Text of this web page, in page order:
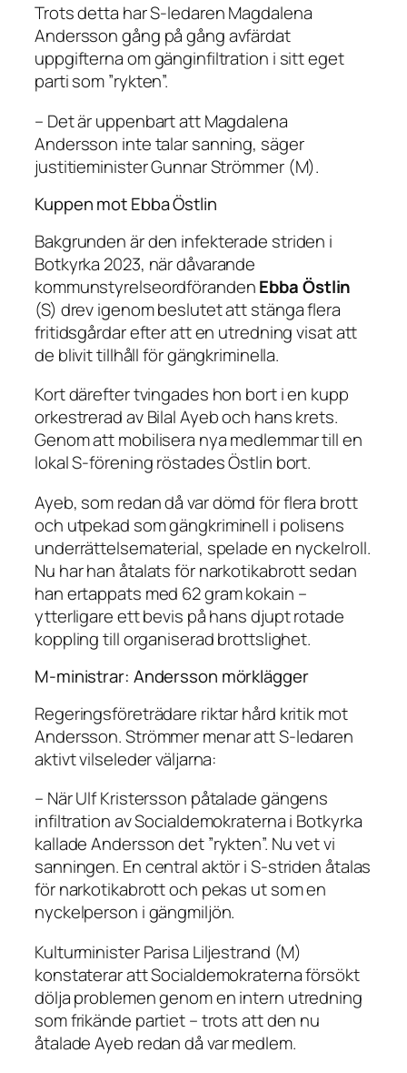
Trots detta har S-ledaren Magdalena
Andersson gång på gång avfärdat
uppgifterna om gänginfiltration i sitt eget
parti som ”rykten”.
– Det är uppenbart att Magdalena
Andersson inte talar sanning, säger
justitieminister Gunnar Strömmer (M).
Kuppen mot Ebba Östlin
Bakgrunden är den infekterade striden i
Botkyrka 2023, när dåvarande
kommunstyrelseordförandenEbba Östlin
(S) drev igenom beslutet att stänga flera
fritidsgårdar efter att en utredning visat att
de blivit tillhåll för gängkriminella.
Kort därefter tvingades hon bort i en kupp
orkestrerad av Bilal Ayeb och hans krets.
Genom att mobilisera nya medlemmar till en
lokal S-förening röstades Östlin bort.
Ayeb, som redan då var dömd för flera brott
och utpekad som gängkriminell i polisens
underrättelsematerial, spelade en nyckelroll.
Nu har han åtalats för narkotikabrott sedan
han ertappats med 62 gram kokain –
ytterligare ett bevis på hans djupt rotade
koppling till organiserad brottslighet.
M-ministrar: Andersson mörklägger
Regeringsföreträdare riktar hård kritik mot
Andersson. Strömmer menar att S-ledaren
aktivt vilseleder väljarna:
– När Ulf Kristersson påtalade gängens
infiltration av Socialdemokraterna i Botkyrka
kallade Andersson det ”rykten”. Nu vet vi
sanningen. En central aktör i S-striden åtalas
för narkotikabrott och pekas ut som en
nyckelperson i gängmiljön.
Kulturminister Parisa Liljestrand (M)
konstaterar att Socialdemokraterna försökt
dölja problemen genom en intern utredning
som frikände partiet – trots att den nu
åtalade Ayeb redan då var medlem.